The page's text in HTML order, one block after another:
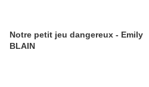
Notre petit jeu dangereux - Emily
BLAIN